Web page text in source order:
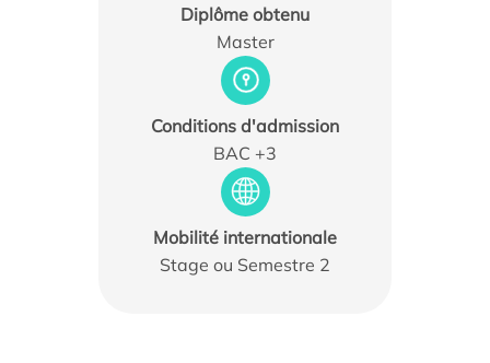
Les témoignages
Diplôme obtenu
Master
Conditions d'admission
BAC +3
Mobilité internationale
Stage ou Semestre 2